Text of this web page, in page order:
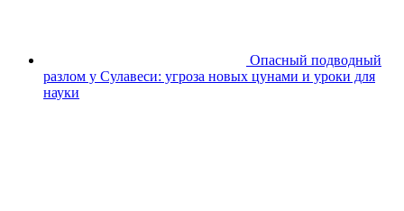
Опасный подводный
разлом у Сулавеси: угроза новых цунами и уроки для
науки